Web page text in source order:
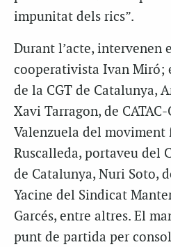
impunitat dels rics”.
Durant l’acte, intervenen
cooperativista Ivan Miró;
de la CGT de Catalunya,
Xavi Tarragon, de CATAC-
Valenzuela del moviment
Ruscalleda, portaveu del
de Catalunya, Nuri Soto,
Yacine del Sindicat
Garcés, entre altres. El
punt de partida per